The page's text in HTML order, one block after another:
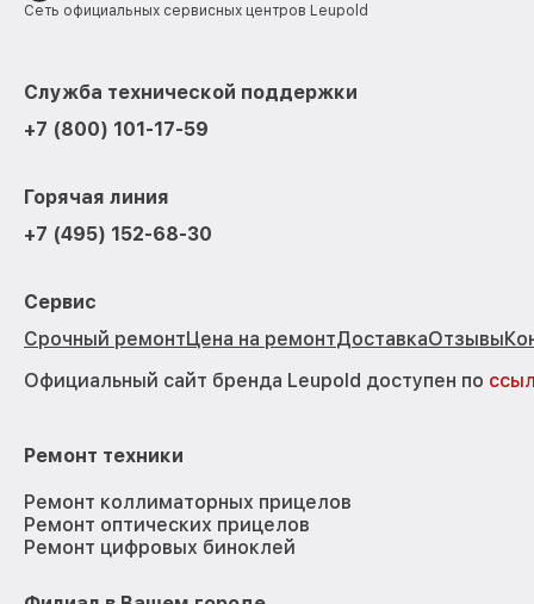
Сеть официальных сервисных центров Leupold
Служба технической поддержки
+7 (800) 101-17-59
Горячая линия
+7 (495) 152-68-30
Сервис
Срочный ремонтЦена на ремонтДоставкаОтзывы
Официальный сайт бренда Leupold доступен по
Ремонт техники
Ремонт коллиматорных прицелов
Ремонт оптических прицелов
Ремонт цифровых биноклей